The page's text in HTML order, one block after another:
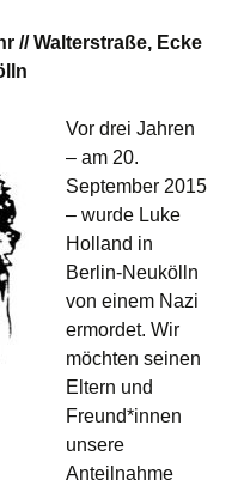
// Walterstraße, Ecke
Vor drei Jahren
– am 20.
September 2015
– wurde Luke
Holland in
Berlin-Neukölln
von einem Nazi
ermordet. Wir
möchten seinen
Eltern und
Freund*innen
unsere
Anteilnahme